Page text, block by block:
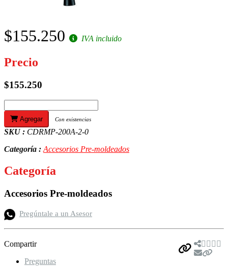
$155.250 IVA incluido
Precio
$155.250
Agregar Con existencias
SKU : CDRMP-200A-2-0
Categoría :Accesorios Pre-moldeados
Categoría
Accesorios Pre-moldeados
Pregúntale a un Asesor
Compartir
Preguntas